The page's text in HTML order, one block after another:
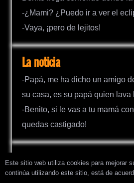
-¿Mami? ¿Puedo ir a ver el
-Vaya, ¡pero de lejitos!
La noticia
-Papá, me ha dicho un amigo
su casa, es su papá quien lava
-Benito, si le vas a tu mamá
quedas castigado!
El color de la nicotina
Benito le dice a su papá un
Este sitio web utiliza cookies para mejorar
continúa utilizando este sitio, está de